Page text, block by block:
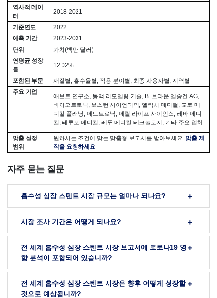
역사적 데이
터
2018-2021
기준연도
2022
예측 기간
2023-2031
단위
가치(백만 달러)
연평균 성장
률
12.02%
포함된 부문
재질별, 흡수율별, 적용 분야별, 최종 사용자별, 지역별
주요 기업
애보트 연구소, 동맥 리모델링 기술, B. 브라운 멜숭겐 AG,
바이오트로닉, 보스턴 사이언티픽, 엘릭서 메디컬, 교토 메
디컬 플래닝, 메드트로닉, 메릴 라이프 사이언스, 레바 메디
컬, 테루모 메디컬, 레푸 메디컬 테크놀로지, 기타 주요 업체
맞춤 설정
범위
원하시는 조건에 맞는 맞춤형 보고서를 받아보세요. 맞춤 제
작을 요청하세요
자주 묻는 질문
흡수성 심장 스텐트 시장 규모는 얼마나 되나요?
시장 조사 기간은 어떻게 되나요?
전 세계 흡수성 심장 스텐트 시장 보고서에 코로나19 영
향 분석이 포함되어 있습니까?
전 세계 흡수성 심장 스텐트 시장은 향후 어떻게 성장할
것으로 예상됩니까?